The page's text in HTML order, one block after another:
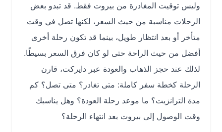
وليس توقيت المغادرة من بيروت فقط. قد تبدو بعض
الرحلات مناسبة من حيث السعر، لكنها تصل في وقت
متأخر أو بعد انتظار طويل، بينما قد تكون رحلة أخرى
أفضل من حيث الراحة حتى لو كان فرق السعر بسيطًا.
لذلك عند حجز الذهاب والعودة عبر دايركت، قارن
الرحلة كخطة سفر كاملة: متى تغادر؟ متى تصل؟ كم
مدة الترانزيت؟ ما موعد رحلة العودة؟ وهل يناسبك
وقت الوصول إلى بيروت بعد انتهاء الرحلة؟